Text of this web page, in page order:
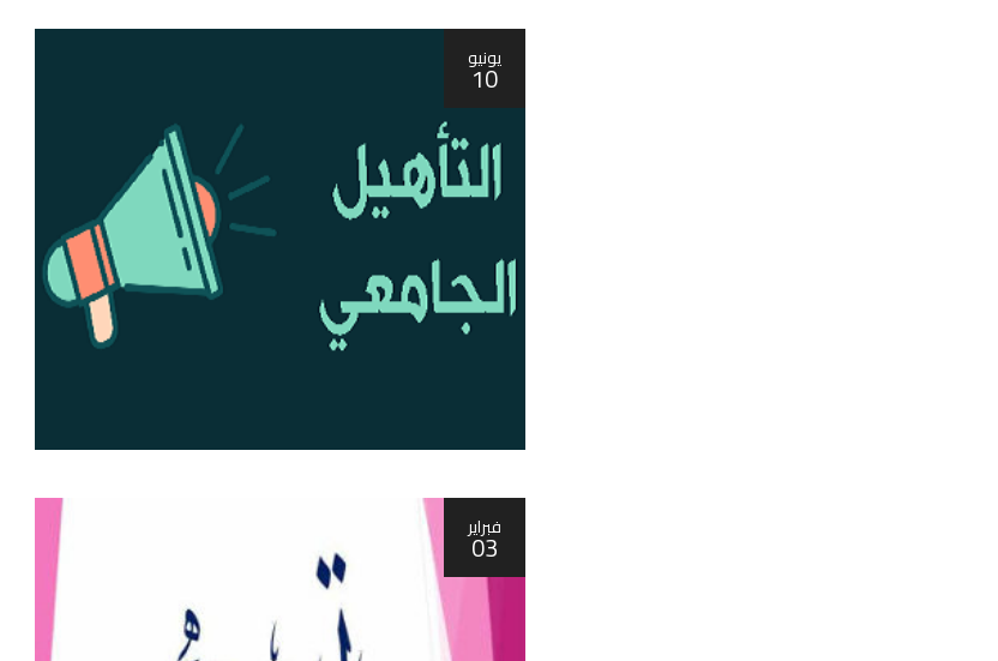
يونيو
10
فبراير
03